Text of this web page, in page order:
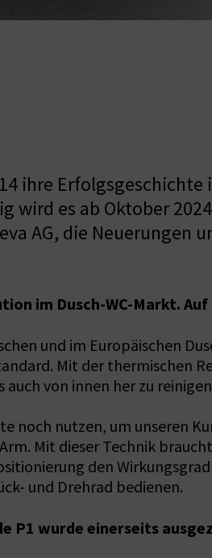
ihre
wird es ab Oktober
AG, die Neuerungen
im Dusch-WC-Markt.
und im Europäischen
Mit der thermischen
von innen her zu
noch nutzen, um unseren
Mit dieser Technik
den
und Drehrad bedienen.
P1 wurde einerseits